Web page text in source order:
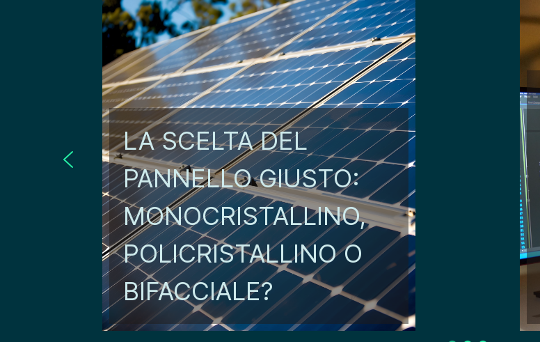
LA SCELTA DEL
PANNELLO GIUSTO:
MONOCRISTALLINO,
POLICRISTALLINO O
BIFACCIALE?